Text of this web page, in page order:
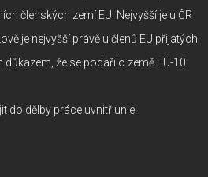
členských zemí EU. Nejvyšší je u ČR
je nejvyšší právě u členů EU přijatých
že se podařilo země EU-10
do dělby práce uvnitř unie.